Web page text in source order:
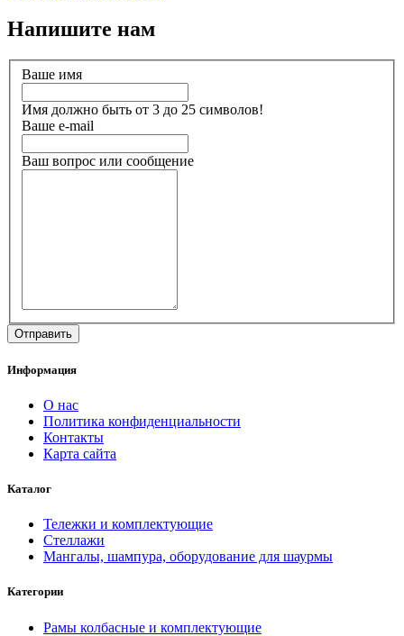
Напишите нам
Ваше имя
Имя должно быть от 3 до 25 символов!
Ваше e-mail
Ваш вопрос или сообщение
Информация
О нас
Политика конфиденциальности
Контакты
Карта сайта
Каталог
Тележки и комплектующие
Стеллажи
Мангалы, шампура, оборудование для шаурмы
Категории
Рамы колбасные и комплектующие